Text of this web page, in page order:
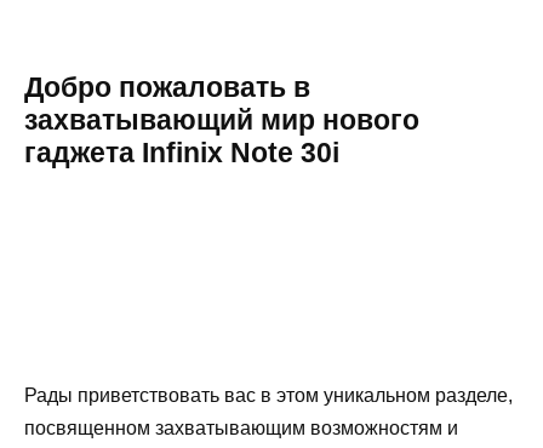
Добро пожаловать в
захватывающий мир нового
гаджета Infinix Note 30i
Рады приветствовать вас в этом уникальном разделе,
посвященном захватывающим возможностям и